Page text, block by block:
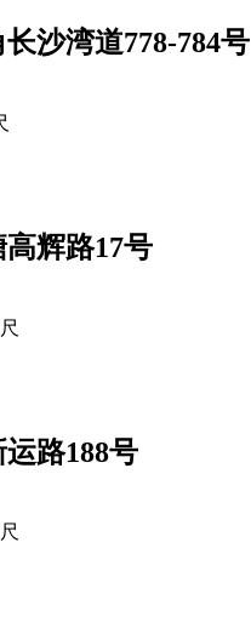
沙湾道778-784号
辉路17号
路188号